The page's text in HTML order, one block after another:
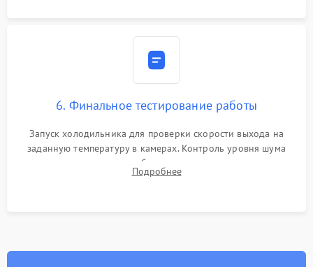
6. Финальное тестирование работы
Запуск холодильника для проверки скорости выхода на
заданную температуру в камерах. Контроль уровня шума
компрессора, отсутствия обмерзания стенок и корректного
срабатывания системы автоматической оттайки.
Подробнее